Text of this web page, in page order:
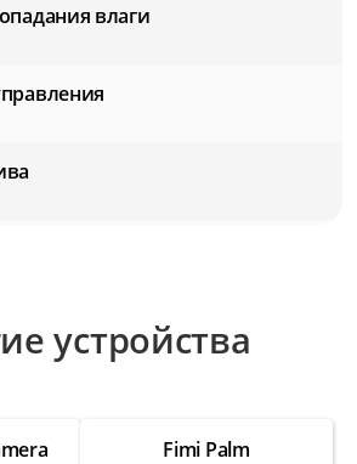
влаги
устройства
Fimi Palm